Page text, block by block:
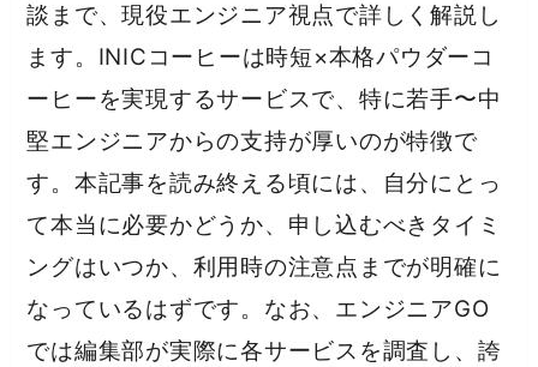
談まで、現役エンジニア視点で詳しく解説し
ます。INICコーヒーは時短×本格パウダーコ
ーヒーを実現するサービスで、特に若手〜中
堅エンジニアからの支持が厚いのが特徴で
す。本記事を読み終える頃には、自分にとっ
て本当に必要かどうか、申し込むべきタイミ
ングはいつか、利用時の注意点までが明確に
なっているはずです。なお、エンジニアGO
では編集部が実際に各サービスを調査し、誇